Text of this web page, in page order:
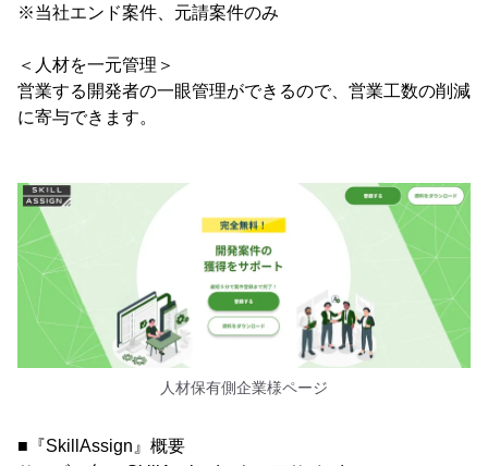
※当社エンド案件、元請案件のみ
＜人材を一元管理＞
営業する開発者の一眼管理ができるので、営業工数の削減
に寄与できます。
人材保有側企業様ページ
■『SkillAssign』概要